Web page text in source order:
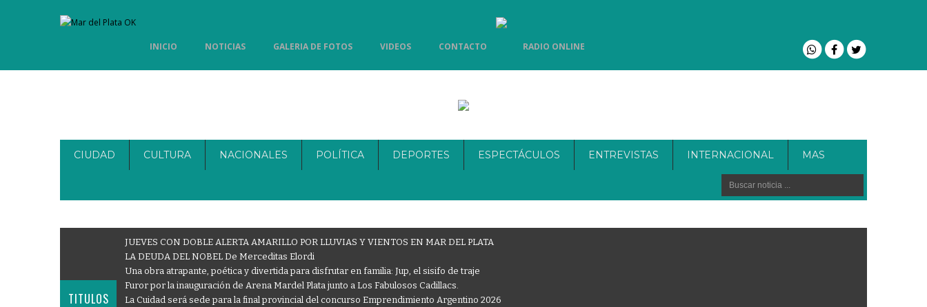
INICIO NOTICIAS GALERIA DE FOTOS VIDEOS CONTACTO RADIO ONLINE
CIUDAD CULTURA NACIONALES POLÍTICA DEPORTES ESPECTÁCULOS ENTREVISTAS INTERNACIONAL MAS
TITULOS
JUEVES CON DOBLE ALERTA AMARILLO POR LLUVIAS Y VIENTOS EN MAR DEL PLATA
LA DEUDA DEL NOBEL De Merceditas Elordi
Una obra atrapante, poética y divertida para disfrutar en familia: Jup, el sisifo de traje
Furor por la inauguración de Arena Mardel Plata junto a Los Fabulosos Cadillacs.
La Cuidad será sede para la final provincial del concurso Emprendimiento Argentino 2026